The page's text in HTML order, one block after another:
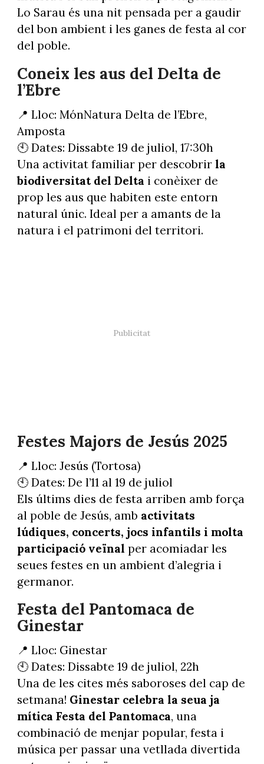
Lo Sarau és una nit pensada per a gaudir
del bon ambient i les ganes de festa al cor
del poble.
Coneix les aus del Delta de
l’Ebre
📍 Lloc: MónNatura Delta de l’Ebre,
Amposta
🕙 Dates: Dissabte 19 de juliol, 17:30h
Una activitat familiar per descobrir la
biodiversitat del Delta i conèixer de
prop les aus que habiten este entorn
natural únic. Ideal per a amants de la
natura i el patrimoni del territori.
Festes Majors de Jesús 2025
📍 Lloc: Jesús (Tortosa)
🕙 Dates: De l’11 al 19 de juliol
Els últims dies de festa arriben amb força
al poble de Jesús, amb activitats
lúdiques, concerts, jocs infantils i molta
participació veïnal per acomiadar les
seues festes en un ambient d’alegria i
germanor.
Festa del Pantomaca de
Ginestar
📍 Lloc: Ginestar
🕙 Dates: Dissabte 19 de juliol, 22h
Una de les cites més saboroses del cap de
setmana! Ginestar celebra la seua ja
mítica Festa del Pantomaca, una
combinació de menjar popular, festa i
música per passar una vetllada divertida